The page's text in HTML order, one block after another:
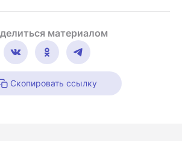
материалом
Скопировать ссылку